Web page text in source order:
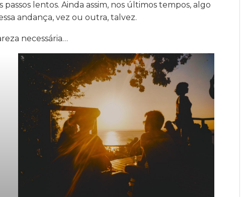
lentos. Ainda assim, nos últimos tempos, algo
andança, vez ou outra, talvez.
necessária…